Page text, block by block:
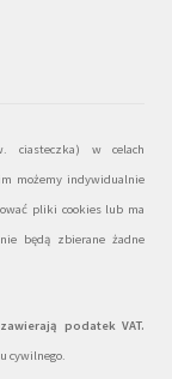
ciasteczka) w celach
możemy indywidualnie
pliki cookies lub ma
będą zbierane żadne
podatek VAT.
cywilnego.